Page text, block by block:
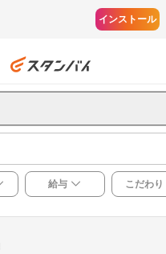
インストール
給与 こだわり